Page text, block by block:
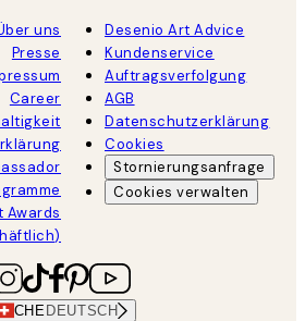
uns
Presse
Career
Awards
Desenio Art Advice
Kundenservice
Auftragsverfolgung
AGB
Datenschutzerklärung
Cookies
Stornierungsanfrage
Cookies verwalten
CHE DEUTSCH